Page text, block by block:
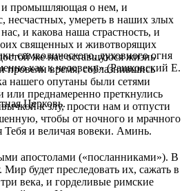
символического, духовного огня
как к человеку» (Рашковский Е.
Церковь.
апостолами («посланниками»). В
будет преследовать их, сажать в
века, и горделивые римские
и промышляющая о нем, и
несчастных, умереть в наших злых
и какова наша страстность, и
священных и животворящих
же нас оставшуюся жизнь
время, соблазнившись
нашего опутаны были сетями
преднамеренно преткнулись
к злу, прости нам и отпусти
чтобы от ночного и мрачного
и величая вовеки. Аминь.